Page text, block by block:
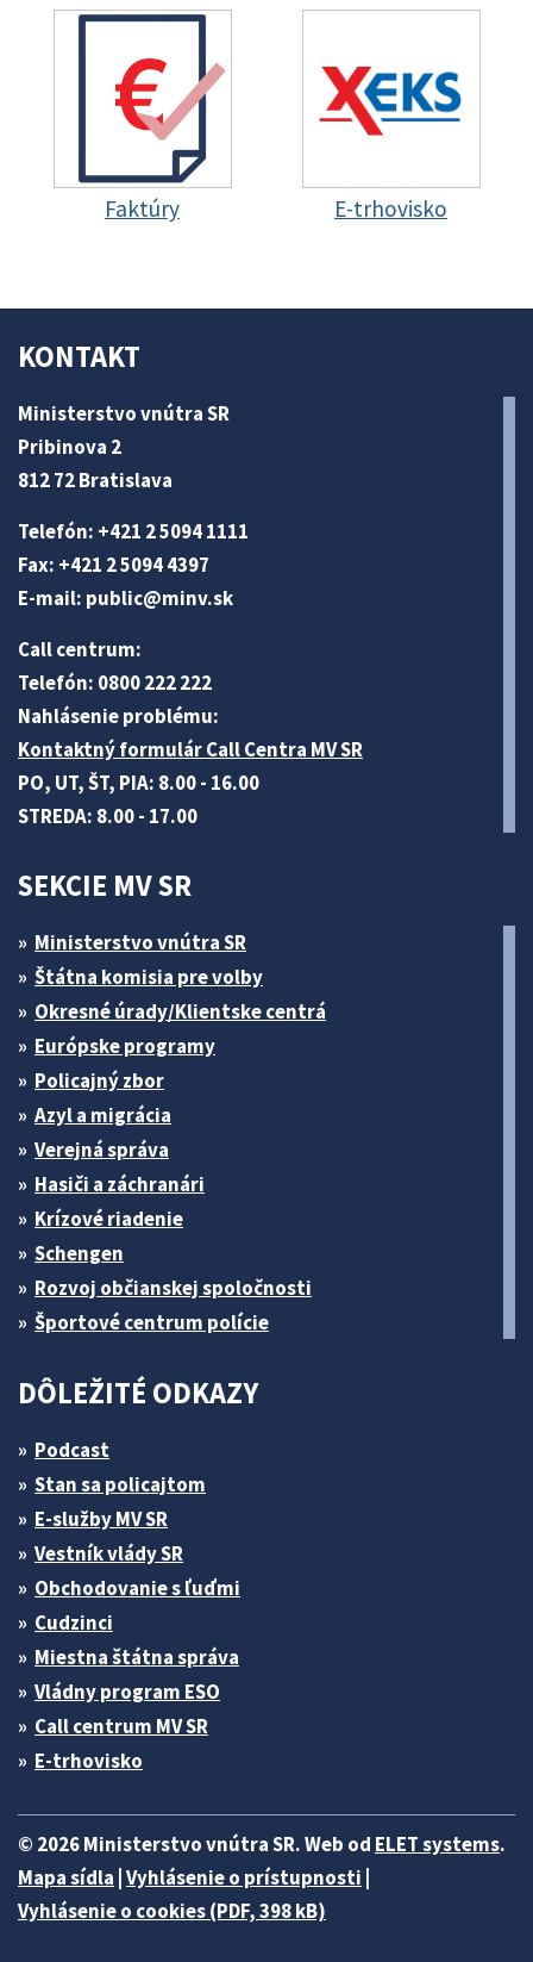
Faktúry E-trhovisko
KONTAKT
Ministerstvo vnútra SR
Pribinova 2
812 72 Bratislava
Telefón: +421 2 5094 1111
Fax: +421 2 5094 4397
E-mail: public@minv.sk
Call centrum:
Telefón: 0800 222 222
Nahlásenie problému:
Kontaktný formulár Call Centra MV SR
PO, UT, ŠT, PIA: 8.00 - 16.00
STREDA: 8.00 - 17.00
SEKCIE MV SR
Ministerstvo vnútra SR
Štátna komisia pre volby
Okresné úrady/Klientske centrá
Európske programy
Policajný zbor
Azyl a migrácia
Verejná správa
Hasiči a záchranári
Krízové riadenie
Schengen
Rozvoj občianskej spoločnosti
Športové centrum polície
DÔLEŽITÉ ODKAZY
Podcast
Stan sa policajtom
E-služby MV SR
Vestník vlády SR
Obchodovanie s ľuďmi
Cudzinci
Miestna štátna správa
Vládny program ESO
Call centrum MV SR
E-trhovisko
© 2026 Ministerstvo vnútra SR. Web od ELET systems.
Mapa sídla Vyhlásenie o prístupnosti
Vyhlásenie o cookies (PDF, 398 kB)